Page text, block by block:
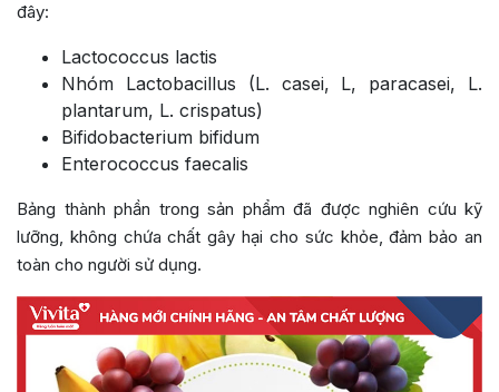
đây:
Lactococcus lactis
Nhóm Lactobacillus (L. casei, L, paracasei, L.
plantarum, L. crispatus)
Bifidobacterium bifidum
Enterococcus faecalis
Bảng thành phần trong sản phẩm đã được nghiên cứu kỹ
lưỡng, không chứa chất gây hại cho sức khỏe, đảm bảo an
toàn cho người sử dụng.